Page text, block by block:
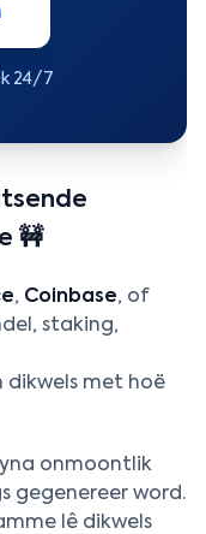
24/7
🚧
, Coinbase, of
staking,
dikwels met hoë
onmoontlik
gegenereer word.
lê dikwels